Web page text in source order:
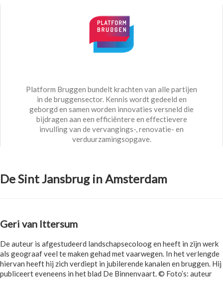
Platform Bruggen bundelt krachten van alle partijen
in de bruggensector. Kennis wordt gedeeld en
geborgd en samen worden innovaties versneld die
bijdragen aan een efficiëntere en effectievere
invulling van de vervangings-, renovatie- en
verduurzamingsopgave.
De Sint Jansbrug in Amsterdam
Geri van Ittersum
De auteur is afgestudeerd landschapsecoloog en heeft in zijn werk
als geograaf veel te maken gehad met vaarwegen. In het verlengde
hiervan heeft hij zich verdiept in jubilerende kanalen en bruggen. Hij
publiceert eveneens in het blad De Binnenvaart. © Foto’s: auteur